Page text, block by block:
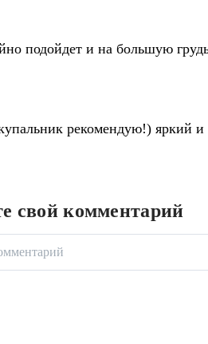
подойдет и на большую
рекомендую!) яркий и
свой комментарий